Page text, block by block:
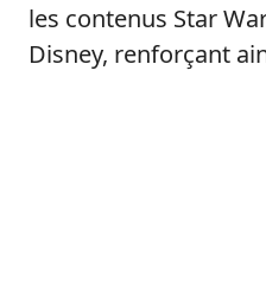
les contenus Star
Disney, renforçant